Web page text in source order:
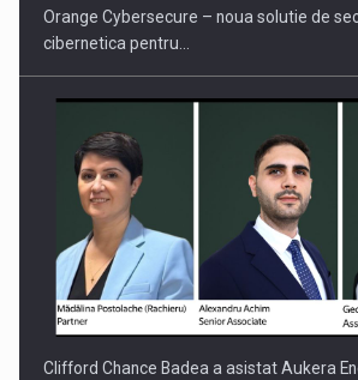
Orange Cybersecure – noua solutie de
cibernetica pentru…
Clifford Chance Badea a asistat Aukera